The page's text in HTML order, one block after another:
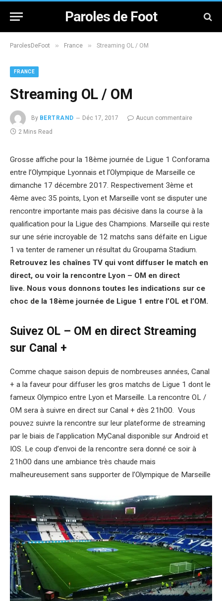
Paroles de Foot
ParolesDeFoot » France » Streaming OL / OM
FRANCE
Streaming OL / OM
By BERTRAND Déc 17, 2017
Aucun commentaire
2 Mins Read
Grosse affiche pour la 18ème journée de Ligue 1 Conforama
entre l’Olympique Lyonnais et l’Olympique de Marseille ce
dimanche 17 décembre 2017. Respectivement 3ème et
4ème avec 35 points, Lyon et Marseille vont se disputer une
rencontre importante mais pas décisive dans la course à la
qualification pour la Ligue des Champions. Marseille qui reste
sur une série incroyable de 12 matchs sans défaite en Ligue
1 va tenter de ramener un résultat du Groupama Stadium.
Retrouvez les chaînes TV qui vont diffuser le match en
direct, ou voir la rencontre Lyon – OM en direct
live. Nous vous donnons toutes les indications sur ce
choc de la 18ème journée de Ligue 1 entre l’OL et l’OM.
Suivez OL – OM en direct Streaming
sur Canal +
Comme chaque saison depuis de nombreuses années, Canal
+ a la faveur pour diffuser les gros matchs de Ligue 1 dont le
fameux Olympico entre Lyon et Marseille. La rencontre OL /
OM sera à suivre en direct sur Canal + dès 21h00. Vous
pouvez suivre la rencontre sur leur plateforme de streaming
par le biais de l’application MyCanal disponible sur Android et
IOS. Le coup d’envoi de la rencontre sera donné ce soir à
21h00 dans une ambiance très chaude mais
malheureusement sans supporter de l’Olympique de Marseille